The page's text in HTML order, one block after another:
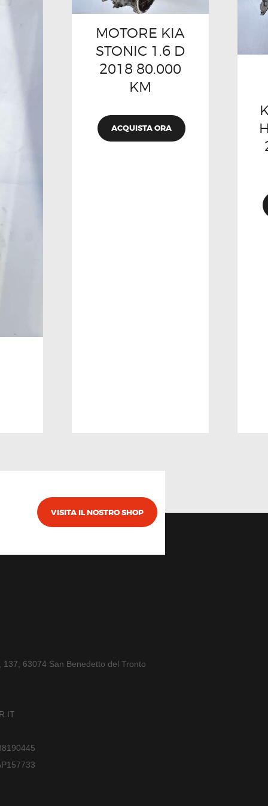
MOTORE KIA
STONIC 1.6 D
2018 80.000
KM
ACQUISTA ORA
VISITA IL NOSTRO SHOP
137, 63074 San Benedetto del Tronto